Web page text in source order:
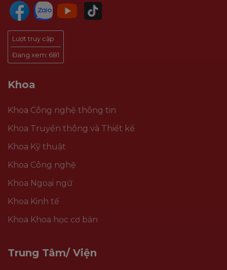
Lượt truy cập
Đang xem: 681
Khoa
Khoa Công nghệ thông tin
Khoa Truyền thông và Thiết kế
Khoa Kỹ thuật
Khoa Công nghệ
Khoa Ngoại ngữ
Khoa Kinh tế
Khoa Khoa học cơ bản
Trung Tâm/ Viện